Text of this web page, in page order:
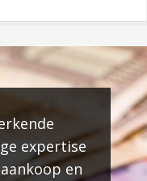
expertise
en